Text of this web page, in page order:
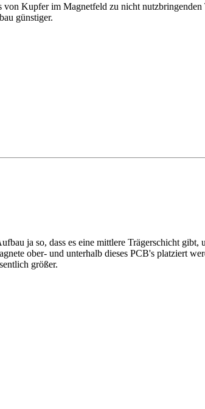
Kupfer im Magnetfeld zu nicht nutzbringenden
günstiger.
ja so, dass es eine mittlere Trägerschicht
ober- und unterhalb dieses PCB's platziert
größer.